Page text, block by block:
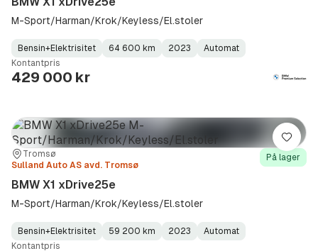
M-Sport/Harman/Krok/Keyless/El.stoler
Fuel
Type:
Bensin+Elektrisitet
Kilometerstand: 64 600 km
Model
Year:
2023
Gearbox
Type:
Automat
Kontantpris
429 000 kr
Sted:Tromsø
Forhandler:
Sulland Auto AS avd. Tromsø
På lager
BMW X1 xDrive25e
M-Sport/Harman/Krok/Keyless/El.stoler
Fuel
Bensin+Elektrisitet
Kilometerstand: 59 200 km
Model
2023
Gearbox
Automat
Kontantpris
Lagre